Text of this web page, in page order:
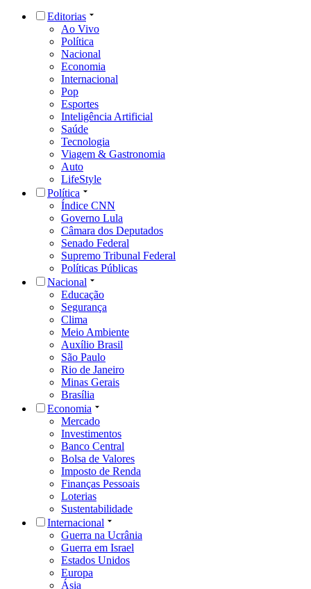
Editorias
Ao Vivo
Política
Nacional
Economia
Internacional
Pop
Esportes
Inteligência Artificial
Saúde
Tecnologia
Viagem & Gastronomia
Auto
LifeStyle
Política
Índice CNN
Governo Lula
Câmara dos Deputados
Senado Federal
Supremo Tribunal Federal
Políticas Públicas
Nacional
Educação
Segurança
Clima
Meio Ambiente
Auxílio Brasil
São Paulo
Rio de Janeiro
Minas Gerais
Brasília
Economia
Mercado
Investimentos
Banco Central
Bolsa de Valores
Imposto de Renda
Finanças Pessoais
Loterias
Sustentabilidade
Internacional
Guerra na Ucrânia
Guerra em Israel
Estados Unidos
Europa
Ásia